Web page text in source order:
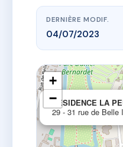
DERNIÈRE MODIF.
04/07/2023
RESIDENCE LA
29 - 31 rue de Belle
+
−